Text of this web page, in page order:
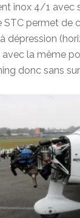
inox 4/1 avec
STC permet de
dépression
avec la même
donc sans